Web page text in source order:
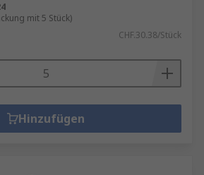
mit 5 Stück)
CHF.30.38/Stück
Hinzufügen